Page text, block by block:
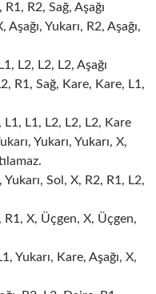
R2, Sağ, Aşağı
Yukarı, R2, Aşağı,
L2, L2, L2, Aşağı
R1, Sağ, Kare, Kare, L1,
L1, L2, L2, L2, Kare
Yukarı, Yukarı, X,
Yukarı, Sol, X, R2, R1, L2,
R1, X, Üçgen, X, Üçgen,
Yukarı, Kare, Aşağı, X,